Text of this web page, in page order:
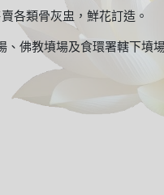
各類骨灰盅，鮮花訂造。
佛教墳場及食環署轄下墳